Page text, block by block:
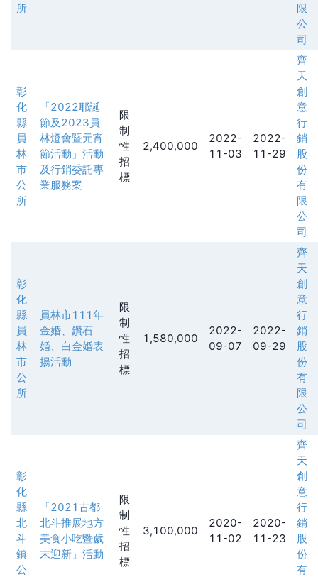
所
限
公
司
彰
化
縣
員
林
市
公
所
「2022耶誕
節及2023員
林燈會暨元宵
節活動」活動
及行銷委託專
業服務案
限
制
性
招
標
2,400,000
2022-
11-03
2022-
11-29
齊
天
創
意
行
銷
股
份
有
限
公
司
彰
化
縣
員
林
市
公
所
員林市111年
金婚、鑽石
婚、白金婚表
揚活動
限
制
性
招
標
1,580,000
2022-
09-07
2022-
09-29
齊
天
創
意
行
銷
股
份
有
限
公
司
彰
化
縣
北
斗
鎮
公
「2021古都
北斗推展地方
美食小吃暨歲
末迎新」活動
限
制
性
招
標
3,100,000
2020-
11-02
2020-
11-23
齊
天
創
意
行
銷
股
份
有